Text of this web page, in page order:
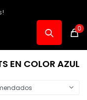
0
EN COLOR AZUL